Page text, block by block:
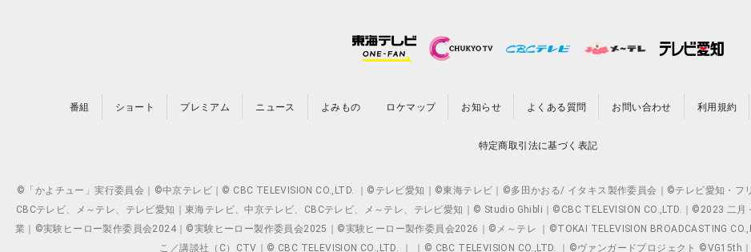
番組 ショート プレミアム ニュース よみもの ロケマップ お知らせ よくある質問 お問い合わせ 利用規約
特定商取引法に基づく表記
©「かよチュー」実行委員会｜©中京テレビ｜© CBC TELEVISION CO.,LTD. ｜©テレビ愛知｜©東海テレビ｜©多田かおる/ イタキス製作委員会｜©テレビ愛知・フ
CBCテレビ、メ～テレ、テレビ愛知｜東海テレビ、中京テレビ、CBCテレビ、メ～テレ、テレビ愛知｜© Studio Ghibli｜©CBC TELEVISION CO.,LTD.｜©2023 二
業｜©実験ヒーロー製作委員会2024｜©実験ヒーロー製作委員会2025｜©実験ヒーロー製作委員会2026｜©メ～テレ ｜©TOKAI TELEVISION BROADCASTING
こ／講談社（C）CTV｜© CBC TELEVISION CO.,LTD. ｜ ｜© CBC TELEVISION CO.,LTD. ｜©ヴァンガードプロジェクト ©VG15th